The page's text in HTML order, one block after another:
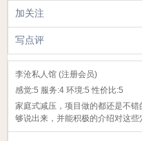
加关注
写点评
李沧私人馆 (注册会员)
感觉:5 服务:4 环境:5 性价比:5
家庭式减压，项目做的都还是不
够说出来，并能积极的介绍对这些